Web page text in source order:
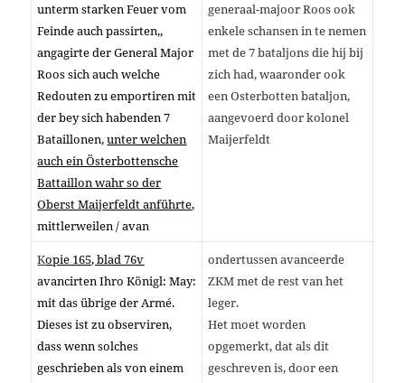
unterm starken Feuer vom
Feinde auch passirten,,
angagirte der General Major
Roos sich auch welche
Redouten zu emportiren mit
der bey sich habenden 7
Bataillonen,unter welchen
auch ein Österbottensche
Battaillon wahr so der
Oberst Maijerfeldt anführte,
mittlerweilen / avan
generaal-majoor Roos ook
enkele schansen in te nemen
met de 7 bataljons die hij bij
zich had, waaronder ook
een Osterbotten bataljon,
aangevoerd door kolonel
Maijerfeldt
Kopie 165, blad 76v
avancirten Ihro Königl: May:
mit das übrige der Armé.
Dieses ist zu observiren,
dass wenn solches
geschrieben als von einem
ondertussen avanceerde
ZKM met de rest van het
leger.
Het moet worden
opgemerkt, dat als dit
geschreven is, door een